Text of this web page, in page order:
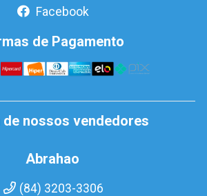
Facebook
de Pagamento
de nossos vendedores
Abrahao
(84) 3203-3306